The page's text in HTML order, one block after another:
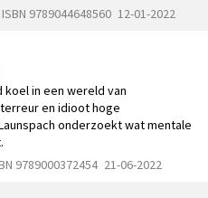
ISBN 9789044648560 12-01-2022
in een wereld van
en idioot hoge
onderzoekt wat mentale
9789000372454 21-06-2022